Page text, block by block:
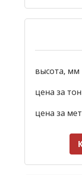
высота, мм
цена за
цена за